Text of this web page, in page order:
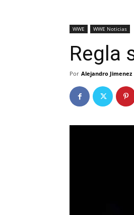
WWE WWE Noticias
Regla
Por Alejandro Jimenez